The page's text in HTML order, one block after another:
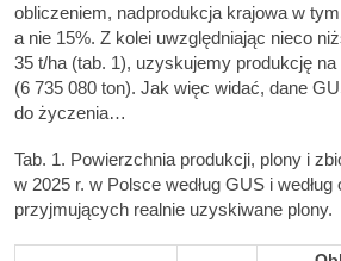
obliczeniem, nadprodukcja krajowa w
a nie 15%. Z kolei uwzględniając nieco
35 t/ha (tab. 1), uzyskujemy produkcję
(6 735 080 ton). Jak więc widać, dane
do życzenia…
Tab. 1. Powierzchnia produkcji, plony i
w 2025 r. w Polsce według GUS i według
przyjmujących realnie uzyskiwane plony.